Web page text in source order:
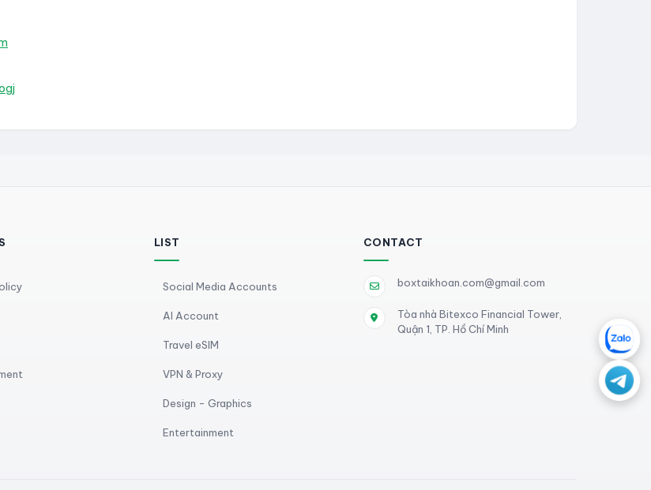
LIST
Social Media Accounts
AI Account
Travel eSIM
VPN & Proxy
Design - Graphics
Entertainment
CONTACT
boxtaikhoan.com@gmail.com
Tòa nhà Bitexco Financial Tower,
Quận 1, TP. Hồ Chí Minh